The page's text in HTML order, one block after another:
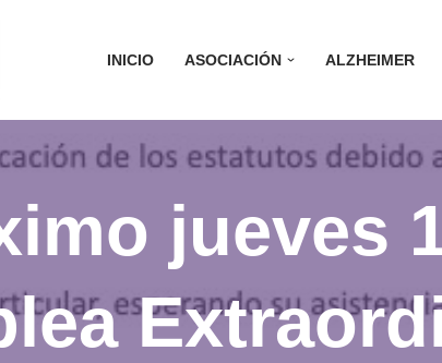
INICIO ASOCIACIÓN ALZHEIMER
jueves